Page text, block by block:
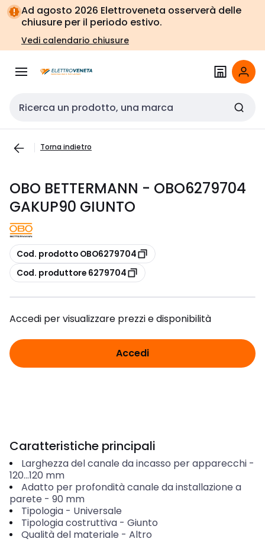
Vai alla
navigazione
Vai
alla
pagina
Ad agosto 2026 Elettroveneta osserverà delle
chiusure per il periodo estivo.
Vedi calendario chiusure
Cerca input
Torna indietro
OBO BETTERMANN - OBO6279704
GAKUP90 GIUNTO
copia
Cod. prodotto OBO6279704
copia
Cod. produttore 6279704
Accedi per visualizzare prezzi e disponibilità
Accedi
Caratteristiche principali
Larghezza del canale da incasso per apparecchi-
120...120 mm
Adatto per profondità canale da installazione a
parete - 90 mm
Tipologia- Universale
Tipologia costruttiva- Giunto
Qualità del materiale - Altro